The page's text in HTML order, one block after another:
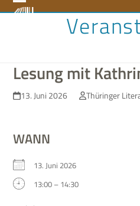
to Open
Close
Lesung mit
13. Juni 2026 Thüringer
WANN
13. Juni 2026
13:00 – 14:30